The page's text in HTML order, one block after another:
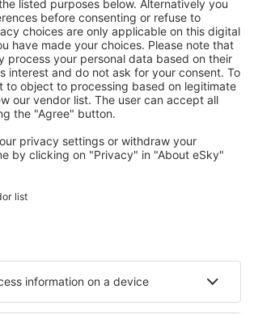
a speciální nabídky pro přihlášené
více než 1.3 milionu zařízení: hotelů,
chat a dalších.
- Oblíbená města